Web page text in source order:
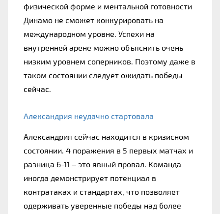
физической форме и ментальной готовности
Динамо не сможет конкурировать на
международном уровне. Успехи на
внутренней арене можно объяснить очень
низким уровнем соперников. Поэтому даже в
таком состоянии следует ожидать победы
сейчас.
Александрия неудачно стартовала
Александрия сейчас находится в кризисном
состоянии. 4 поражения в 5 первых матчах и
разница 6-11 – это явный провал. Команда
иногда демонстрирует потенциал в
контратаках и стандартах, что позволяет
одерживать уверенные победы над более